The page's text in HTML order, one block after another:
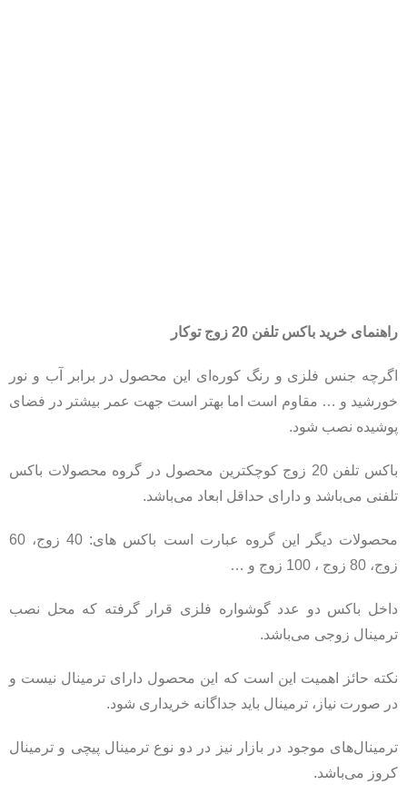
راهنمای خرید باکس تلفن 20 زوج توکار
اگرچه جنس فلزی و رنگ کوره‌ای این محصول در برابر آب و نور
خورشید و … مقاوم است اما بهتر است جهت عمر بیشتر در فضای
پوشیده نصب شود.
باکس تلفن 20 زوج کوچکترین محصول در گروه محصولات باکس
تلفنی می‌باشد و دارای حداقل ابعاد می‌باشد.
محصولات دیگر این گروه عبارت است باکس های: 40 زوج، 60
زوج، 80 زوج ، 100 زوج و …
داخل باکس دو عدد گوشواره فلزی قرار گرفته که محل نصب
ترمینال زوجی می‌باشد.
نکته حائز اهمیت این است که این محصول دارای ترمینال نیست و
در صورت نیاز، ترمینال باید جداگانه خریداری شود.
ترمینال‌های موجود در بازار نیز در دو نوع ترمینال پیچی و ترمینال
کروز می‌باشد.